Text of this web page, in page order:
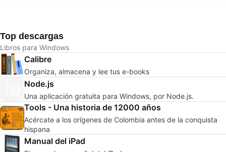
Top descargas
Libros para Windows
Calibre
Organiza, almacena y lee tus e-books
Node.js
Una aplicación gratuita para Windows, por Node.js.
Tools - Una historia de 12000 años
Acércate a los orígenes de Colombia antes de la conquista
hispana
Manual del iPad